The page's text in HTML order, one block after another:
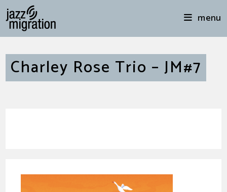
menu
Charley Rose Trio – JM#7